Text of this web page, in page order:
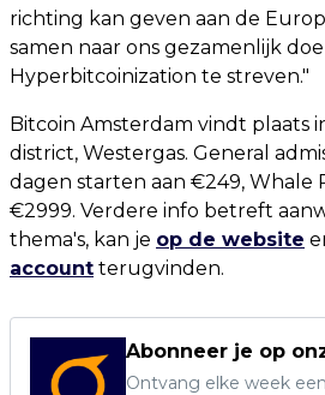
richting kan geven aan de
samen naar ons gezamenlijk
Hyperbitcoinization te streven."
Bitcoin Amsterdam vindt plaats
district, Westergas. General
dagen starten aan €249, Whale
€2999. Verdere info betreft
thema's, kan je op de website
account terugvinden.
Abonneer je op
Ontvang elke week